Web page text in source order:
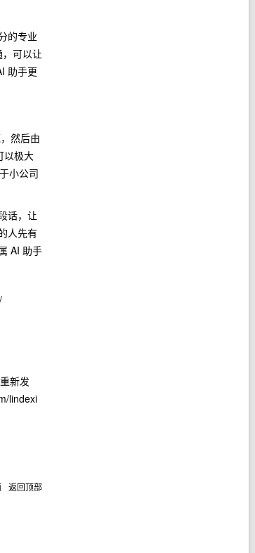
的专业
可以让
助手更
然后由
以极大
小公司
话，让
人先有
AI 助手
新发
lindexi
返回顶部